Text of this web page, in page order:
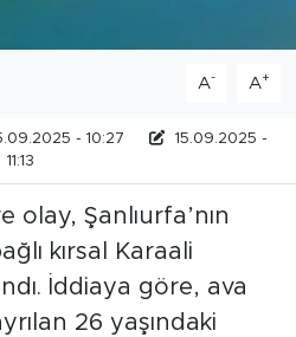
A- A+
- 10:27
15.09.2025 -
11:13
olay, Şanlıurfa’nın
kırsal Karaali
İddiaya göre, ava
26 yaşındaki